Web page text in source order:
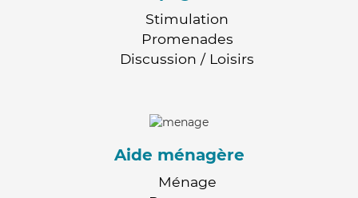
Stimulation
Promenades
Discussion / Loisirs
Aide ménagère
Ménage